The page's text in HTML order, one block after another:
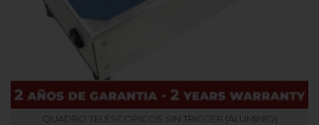
QUADRO TELESCOPICOS SIN TRIGGER (ALUMINIO)